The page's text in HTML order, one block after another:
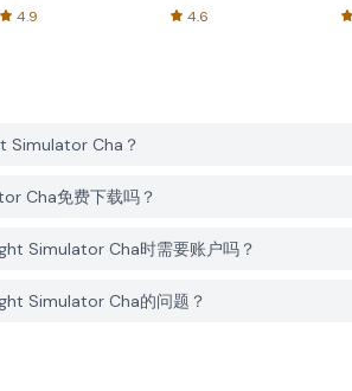
4.9 4.6
Simulator Cha？
Cha免费下载吗？
Simulator Cha时需要账户吗？
Simulator Cha的问题？